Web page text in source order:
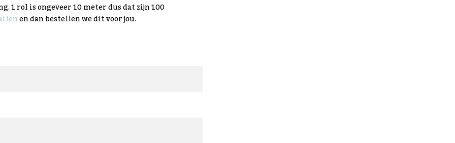
1 rol is ongeveer 10 meter dus dat zijn 100
en dan bestellen we dit voor jou.